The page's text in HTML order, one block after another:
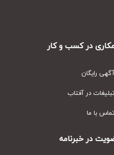
در کسب و کار
رایگان
در آفتاب
با ما
در خبرنامه